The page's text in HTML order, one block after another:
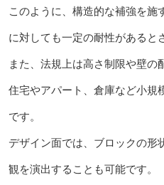
このように、構造的な補強を施
に対しても一定の耐性があると
また、法規上は高さ制限や壁の
住宅やアパート、倉庫など小規
です。
デザイン面では、ブロックの形
観を演出することも可能です。